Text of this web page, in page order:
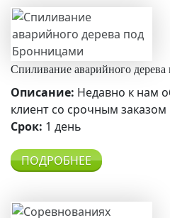
Спиливание аварийного
Описание: Недавно к нам
клиент со срочным
Срок: 1 день
ПОДРОБНЕЕ